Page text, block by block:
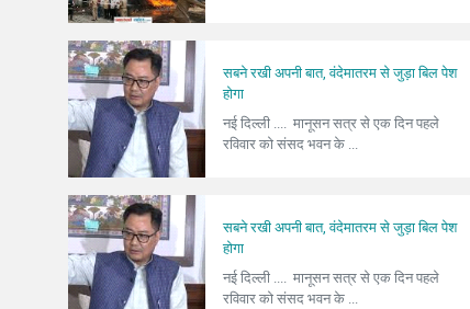
सबने रखी अपनी बात, वंदेमातरम से जुड़ा बिल पेश
होगा
नई दिल्ली .... मानूसन सत्र से एक दिन पहले
रविवार को संसद भवन के ...
सबने रखी अपनी बात, वंदेमातरम से जुड़ा बिल पेश
होगा
नई दिल्ली .... मानूसन सत्र से एक दिन पहले
रविवार को संसद भवन के ...